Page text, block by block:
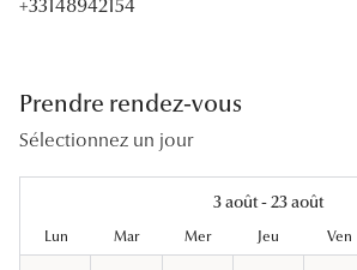
+33148942154
Prendre rendez-vous
Sélectionnez un jour
3 août - 23 août
Lun Mar Mer Jeu Ven